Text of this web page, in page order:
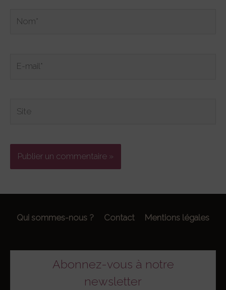
mail*
Qui sommes-nous ? Contact Mentions légales
Abonnez-vous à notre
newsletter